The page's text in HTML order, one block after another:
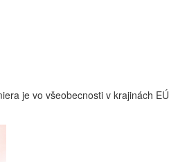
je vo všeobecnosti v krajinách EÚ